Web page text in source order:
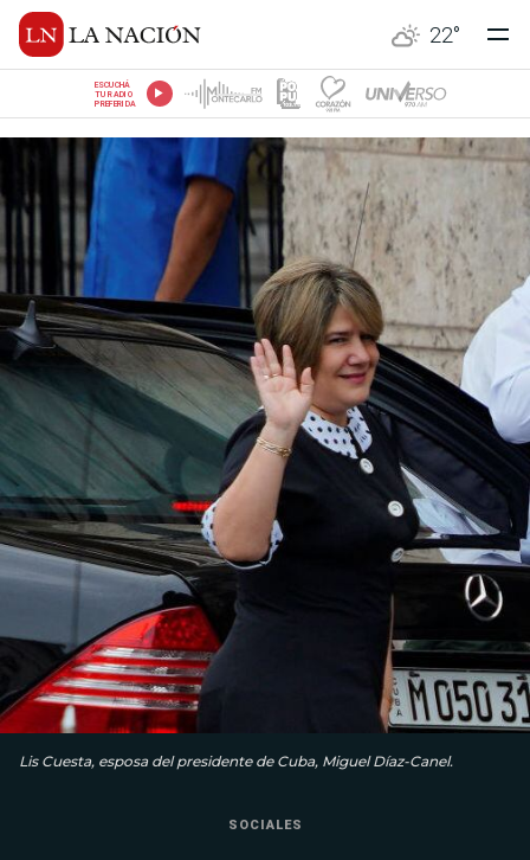
22°
ESCUCHÁ
TU RADIO
PREFERIDA
Lis Cuesta, esposa del presidente de Cuba, Miguel Díaz-Canel.
SOCIALES